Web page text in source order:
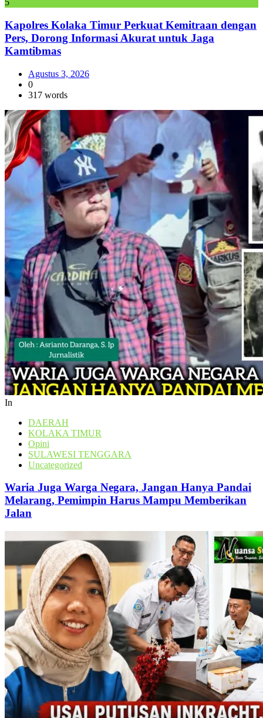
5
Kapolres Kolaka Timur Perkuat Kemitraan dengan
Pers, Dorong Informasi Akurat untuk Jaga
Kamtibmas
Agustus 3, 2026
0
317 words
In
DAERAH
KOLAKA TIMUR
Opini
SULAWESI TENGGARA
Uncategorized
Waria Juga Warga Negara, Jangan Hanya Pandai
Melarang, Pemimpin Harus Mampu Memberikan
Jalan